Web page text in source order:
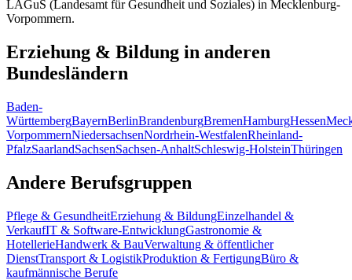
LAGuS (Landesamt für Gesundheit und Soziales) in Mecklenburg-
Vorpommern.
Erziehung & Bildung in anderen
Bundesländern
Baden-
WürttembergBayernBerlinBrandenburgBremenHamburgHessen
VorpommernNiedersachsenNordrhein-WestfalenRheinland-
PfalzSaarlandSachsenSachsen-AnhaltSchleswig-HolsteinThüringen
Andere Berufsgruppen
Pflege & GesundheitErziehung & BildungEinzelhandel &
VerkaufIT & Software-EntwicklungGastronomie &
HotellerieHandwerk & BauVerwaltung & öffentlicher
DienstTransport & LogistikProduktion & FertigungBüro &
kaufmännische Berufe